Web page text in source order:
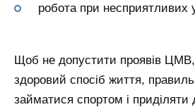
робота при несприятливих
Щоб не допустити проявів ЦМВ,
здоровий спосіб життя,
займатися спортом і приділяти